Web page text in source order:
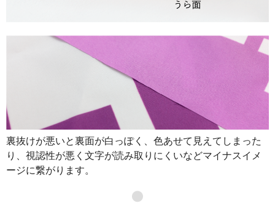
裏抜けが悪いと裏面が白っぽく、色あせて見えてしまった
り、視認性が悪く文字が読み取りにくいなどマイナスイメ
ージに繋がります。
●